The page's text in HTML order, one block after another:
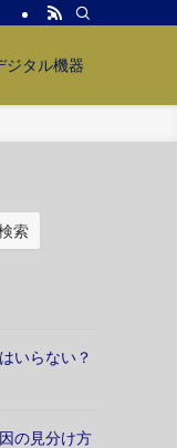
ジタル機器
索
いらない？
の見分け方